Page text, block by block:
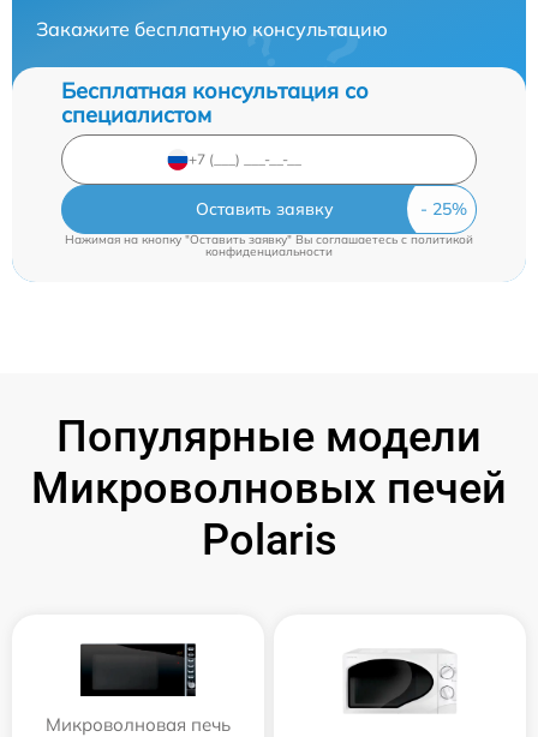
Закажите бесплатную консультацию
Бесплатная консультация со
специалистом
Оставить заявку
Нажимая на кнопку "Оставить заявку" Вы соглашаетесь cполитикой
конфиденциальности
Популярные модели
Микроволновых печей
Polaris
Микроволновая печь